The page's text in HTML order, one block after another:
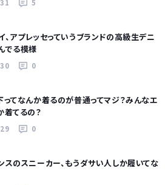
5
、アプレッセっていうブランドの高級生デニ
でる模様
0
てなんか着るのが普通ってマジ？みんなエ
着てるの？
0
スのスニーカー、もうダサい人しか履いてな